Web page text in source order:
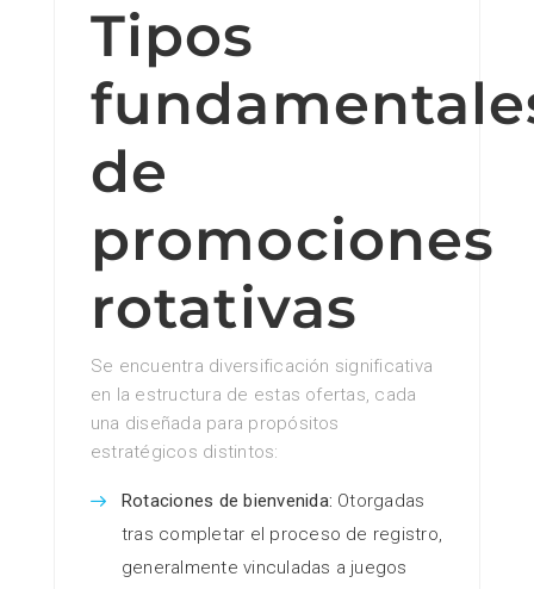
Tipos
de
promociones
rotativas
Se encuentra diversificación significativa
en la estructura de estas ofertas, cada
una diseñada para propósitos
estratégicos distintos:
Rotaciones de bienvenida: Otorgadas
tras completar el proceso de registro,
generalmente vinculadas a juegos